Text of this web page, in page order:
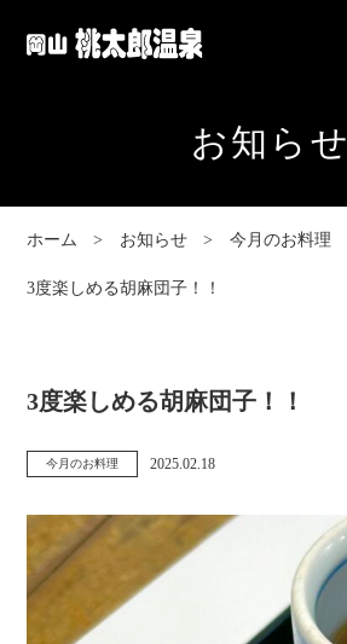
岡
温
お知らせ
ホーム お知らせ 今月のお料理
3度楽しめる胡麻団子！！
3度楽しめる胡麻団子！！
カ
テ
リ
今月のお料理
投
稿
:
2025.02.18